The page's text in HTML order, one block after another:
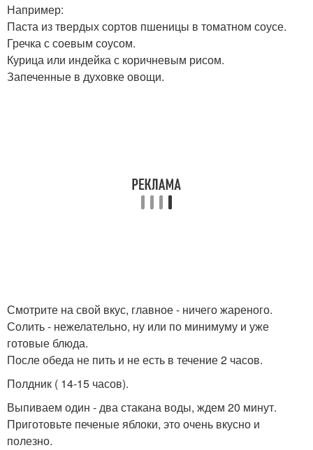
Например:
Паста из твердых сортов пшеницы в томатном соусе.
Гречка с соевым соусом.
Курица или индейка с коричневым рисом.
Запеченные в духовке овощи.
Смотрите на свой вкус, главное - ничего жареного.
Солить - нежелательно, ну или по минимуму и уже
готовые блюда.
После обеда не пить и не есть в течение 2 часов.
Полдник ( 14-15 часов).
Выпиваем один - два стакана воды, ждем 20 минут.
Приготовьте печеные яблоки, это очень вкусно и
полезно.